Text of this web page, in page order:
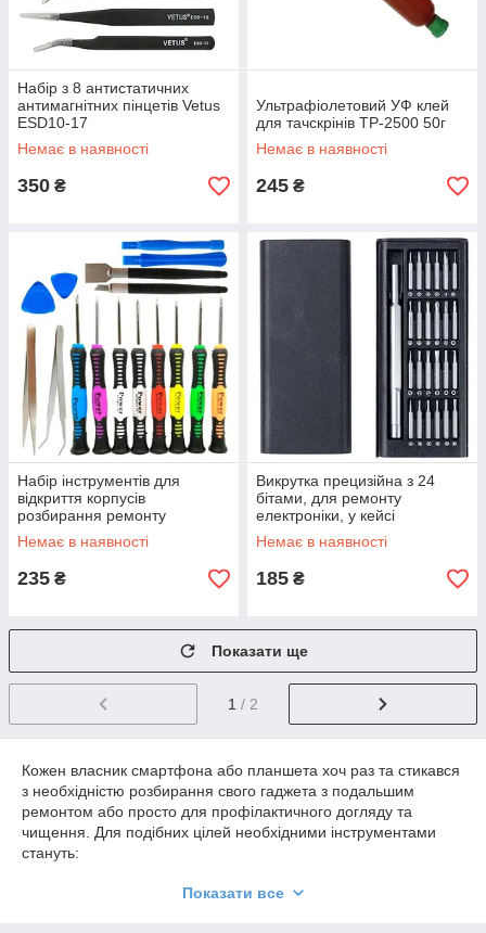
Набір з 8 антистатичних
антимагнітних пінцетів Vetus
ESD10-17
Немає в наявності
350 ₴
Ультрафіолетовий УФ клей
для тачскрінів TP-2500 50г
Немає в наявності
245 ₴
Набір інструментів для
відкриття корпусів
розбирання ремонту
телефонів 16в1
Немає в наявності
235 ₴
Викрутка прецизійна з 24
бітами, для ремонту
електроніки, у кейсі
Немає в наявності
185 ₴
Показати ще
1 / 2
Кожен власник смартфона або планшета хоч раз та стикався
з необхідністю розбирання свого гаджета з подальшим
ремонтом або просто для профілактичного догляду та
чищення. Для подібних цілей необхідними інструментами
стануть:
Викрутки зі спеціальними бітами-насадками для ремонту
Показати все